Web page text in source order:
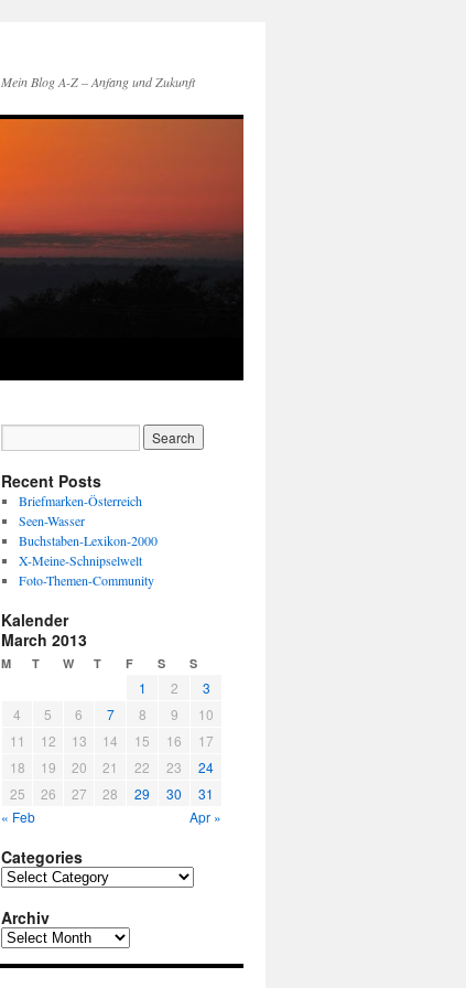
Mein Blog A-Z – Anfang und Zukunft
Recent Posts
Briefmarken-Österreich
Seen-Wasser
Buchstaben-Lexikon-2000
X-Meine-Schnipselwelt
Foto-Themen-Community
Kalender
March 2013
M T W T F S S
1 2
3
4
5 6 7 8 9
10
11
12 13 14 15 16
17
18
19 20 21 22 23
24
25
26 27 28 29 30
31
« Feb
Apr »
Categories
C
tArchiv
A